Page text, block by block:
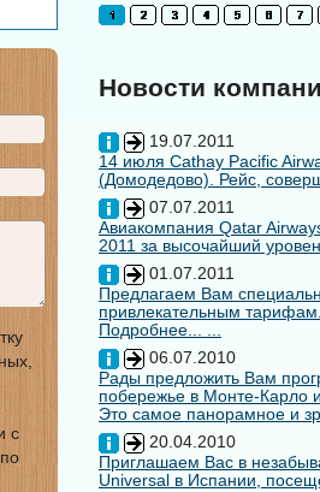
Новости
19.07.2011
14 июля Cathay Pacific
(Домодедово). Рейс,
07.07.2011
Авиакомпания Qatar
2011 за высочайший
01.07.2011
Предлагаем Вам
привлекательным
Подробнее... ...
06.07.2010
Рады предложить Вам
побережье в Монте-Карло
Это самое панорамное и
20.04.2010
Приглашаем Вас в
Universal в Испании,
с